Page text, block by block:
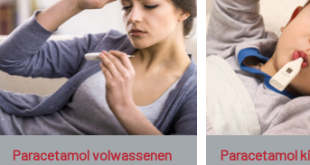
Paracetamol volwassenen Paracetamol